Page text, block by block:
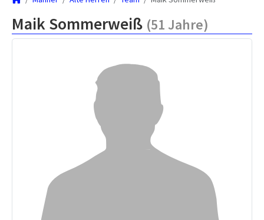
Maik Sommerweiß (51 Jahre)